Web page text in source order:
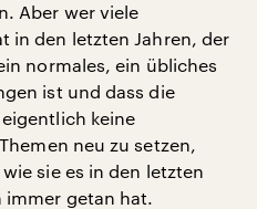
Aber wer viele
in den letzten Jahren, der
normales, ein übliches
ist und dass die
keine
neu zu setzen,
sie es in den letzten
immer getan hat.